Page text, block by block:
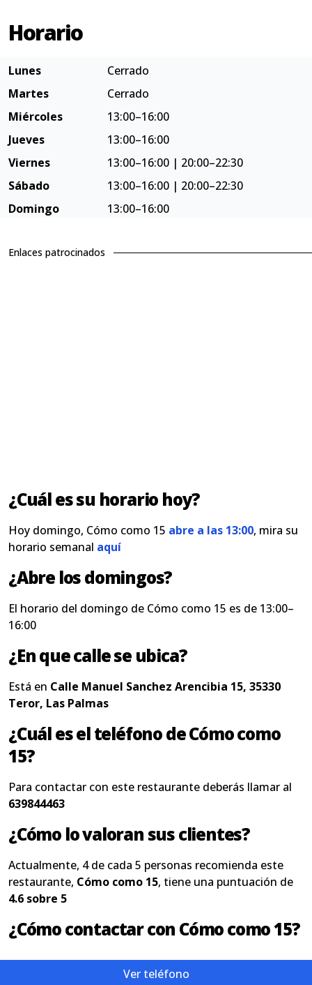
Horario
Lunes
Cerrado
Martes
Cerrado
Miércoles
13:00–16:00
Jueves
13:00–16:00
Viernes
13:00–16:00 | 20:00–22:30
Sábado
13:00–16:00 | 20:00–22:30
Domingo
13:00–16:00
Enlaces patrocinados
¿Cuál es su horario hoy?
Hoy domingo, Cómo como 15 abre a las 13:00, mira su
horario semanal aquí
¿Abre los domingos?
El horario del domingo de Cómo como 15 es de 13:00–
16:00
¿En que calle se ubica?
Está en Calle Manuel Sanchez Arencibia 15, 35330
Teror, Las Palmas
¿Cuál es el teléfono de Cómo como
15?
Para contactar con este restaurante deberás llamar al
639844463
¿Cómo lo valoran sus clientes?
Actualmente, 4 de cada 5 personas recomienda este
restaurante, Cómo como 15, tiene una puntuación de
4.6 sobre 5
¿Cómo contactar con Cómo como 15?
Ver teléfono